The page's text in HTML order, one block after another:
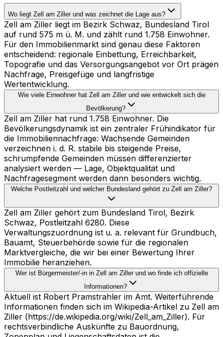
Wo liegt Zell am Ziller und was zeichnet die Lage aus?
Zell am Ziller liegt im Bezirk Schwaz, Bundesland Tirol
auf rund 575 m ü. M. und zählt rund 1.758 Einwohner.
Für den Immobilienmarkt sind genau diese Faktoren
entscheidend: regionale Einbettung, Erreichbarkeit,
Topografie und das Versorgungsangebot vor Ort prägen
Nachfrage, Preisgefüge und langfristige
Wertentwicklung.
Wie viele Einwohner hat Zell am Ziller und wie entwickelt sich die
Bevölkerung?
Zell am Ziller hat rund 1.758 Einwohner. Die
Bevölkerungsdynamik ist ein zentraler Frühindikator für
die Immobiliennachfrage: Wachsende Gemeinden
verzeichnen i. d. R. stabile bis steigende Preise,
schrumpfende Gemeinden müssen differenzierter
analysiert werden — Lage, Objektqualität und
Nachfragesegment werden dann besonders wichtig.
Welche Postleitzahl und welcher Bundesland gehört zu Zell am Ziller?
Zell am Ziller gehört zum Bundesland Tirol, Bezirk
Schwaz, Postleitzahl 6280. Diese
Verwaltungszuordnung ist u. a. relevant für Grundbuch,
Bauamt, Steuerbehörde sowie für die regionalen
Marktvergleiche, die wir bei einer Bewertung Ihrer
Immobilie heranziehen.
Wer ist Bürgermeister/-in in Zell am Ziller und wo finde ich offizielle
Informationen?
Aktuell ist Robert Pramstrahler im Amt. Weiterführende
Informationen finden sich im Wikipedia-Artikel zu Zell am
Ziller (https://de.wikipedia.org/wiki/Zell_am_Ziller). Für
rechtsverbindliche Auskünfte zu Bauordnung,